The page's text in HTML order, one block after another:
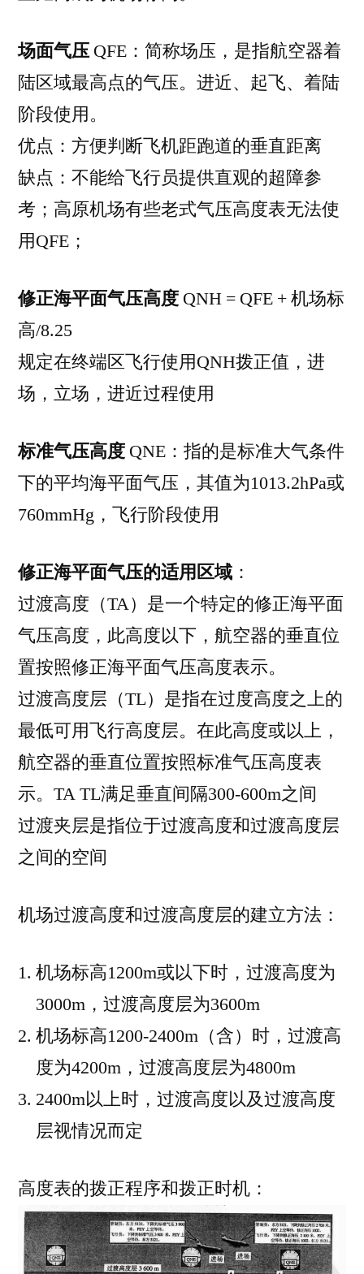
场面气压 QFE：简称场压，是指航空器着
陆区域最高点的气压。进近、起飞、着陆
阶段使用。
优点：方便判断飞机距跑道的垂直距离
缺点：不能给飞行员提供直观的超障参
考；高原机场有些老式气压高度表无法使
用QFE；
修正海平面气压高度 QNH = QFE + 机场标
高/8.25
规定在终端区飞行使用QNH拨正值，进
场，立场，进近过程使用
标准气压高度 QNE：指的是标准大气条件
下的平均海平面气压，其值为1013.2hPa或
760mmHg，飞行阶段使用
修正海平面气压的适用区域 ：
过渡高度（TA）是一个特定的修正海平面
气压高度，此高度以下，航空器的垂直位
置按照修正海平面气压高度表示。
过渡高度层（TL）是指在过度高度之上的
最低可用飞行高度层。在此高度或以上，
航空器的垂直位置按照标准气压高度表
示。TA TL满足垂直间隔300-600m之间
过渡夹层是指位于过渡高度和过渡高度层
之间的空间
机场过渡高度和过渡高度层的建立方法：
机场标高1200m或以下时，过渡高度为
3000m，过渡高度层为3600m
机场标高1200-2400m（含）时，过渡高
度为4200m，过渡高度层为4800m
2400m以上时，过渡高度以及过渡高度
层视情况而定
高度表的拨正程序和拨正时机：